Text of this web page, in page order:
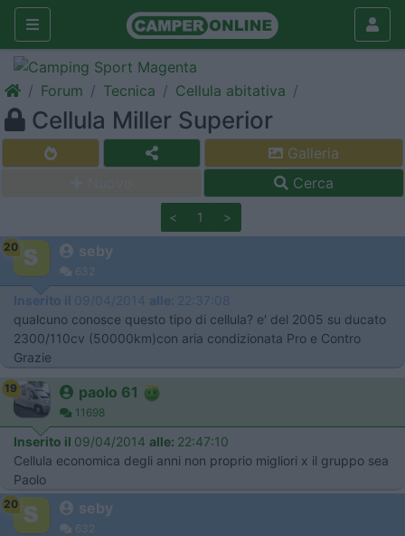
Forum Tecnica Cellula abitativa
Cellula Miller Superior
Galleria
Cerca
< 1 >
20 seby
632
Inserito il 09/04/2014 alle: 22:37:08
qualcuno conosce questo tipo di cellula? e' del 2005 su ducato
2300/110cv (50000km)con aria condizionata Pro e Contro
Grazie
19 paolo 61
11698
Inserito il 09/04/2014 alle: 22:47:10
Cellula economica degli anni non proprio migliori x il gruppo sea
Paolo
20 seby
632